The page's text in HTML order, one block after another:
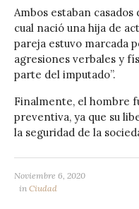
Ambos estaban casados
cual nació una hija de
pareja estuvo marcada
agresiones verbales y
parte del imputado”.
Finalmente, el hombre
preventiva, ya que su
la seguridad de la
Noviembre 6, 2020
in Ciudad